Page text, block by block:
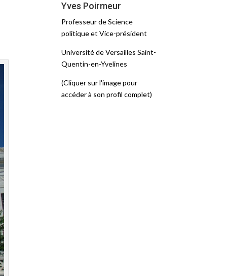
Yves Poirmeur
Professeur de Science
politique et Vice-président
Université de Versailles Saint-
Quentin-en-Yvelines
(Cliquer sur l'image pour
accéder à son profil complet)